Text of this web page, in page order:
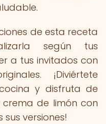
de esta receta
según tus
a tus invitados con
¡Diviértete
y disfruta de
de limón con
versiones!